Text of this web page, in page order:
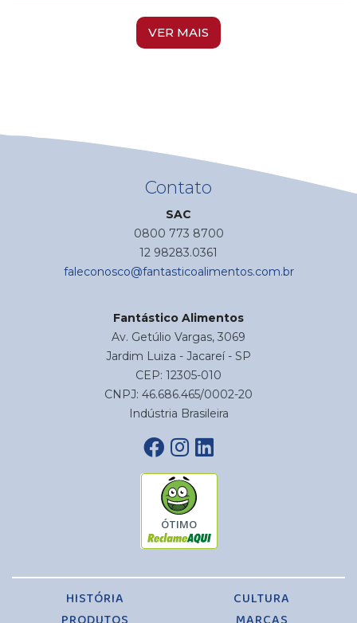
VER MAIS
Contato
SAC
0800 773 8700
12 98283.0361
faleconosco@fantasticoalimentos.com.br
Fantástico Alimentos
Av. Getúlio Vargas, 3069
Jardim Luiza - Jacareí - SP
CEP: 12305-010
CNPJ: 46.686.465/0002-20
Indústria Brasileira
ÓTIMO
HISTÓRIA
CULTURA